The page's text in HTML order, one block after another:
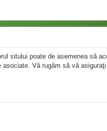
sitului poate de asemenea să
Vă rugăm să vă